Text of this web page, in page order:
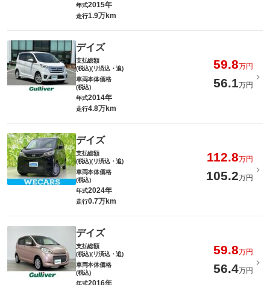
年式2015年
走行1.9万km
デイズ
支払総額
(税込)(リ済込・追)
59.8万円
車両本体価格
(税込)
56.1万円
年式2014年
走行4.8万km
デイズ
支払総額
(税込)(リ済込・追)
112.8万円
車両本体価格
(税込)
105.2万円
年式2024年
走行0.7万km
デイズ
支払総額
(税込)(リ済込・追)
59.8万円
車両本体価格
(税込)
56.4万円
年式2016年